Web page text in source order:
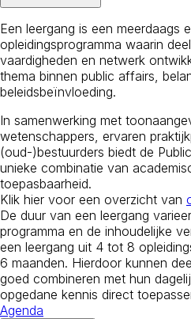
Een leergang is een meerdaags
opleidingsprogramma waarin
vaardigheden en netwerk
thema binnen public affairs,
beleidsbeïnvloeding.
In samenwerking met
wetenschappers, ervaren
(oud-)bestuurders biedt de
unieke combinatie van
toepasbaarheid.
Klik hier voor een overzicht van
De duur van een leergang
programma en de inhoudelijke
een leergang uit 4 tot 8
6 maanden. Hierdoor kunnen
goed combineren met hun
opgedane kennis direct
Agenda